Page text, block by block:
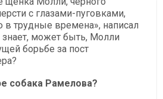
с глазами-пуговками,
в трудные времена», написал
знает, может быть, Молли
борьбе за пост
собака Рамелова?